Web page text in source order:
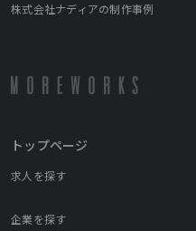
株式会社ナディアの制作事例
トップページ
求人を探す
企業を探す